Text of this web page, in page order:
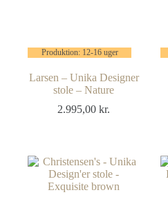
Produktion: 12-16 uger
Larsen – Unika Designer
stole – Nature
2.995,00kr.